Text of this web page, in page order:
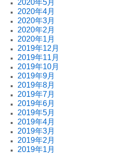
2020年5月
2020年4月
2020年3月
2020年2月
2020年1月
2019年12月
2019年11月
2019年10月
2019年9月
2019年8月
2019年7月
2019年6月
2019年5月
2019年4月
2019年3月
2019年2月
2019年1月